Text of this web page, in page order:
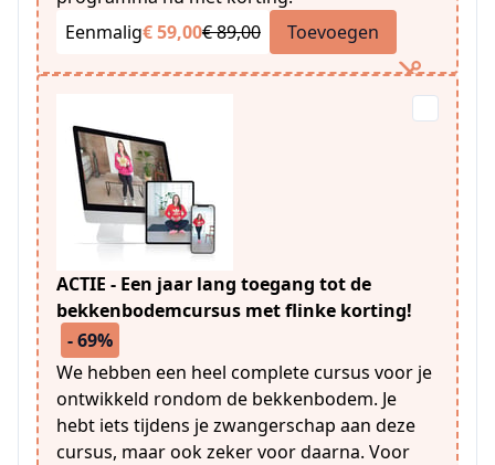
Eenmalig€ 59,00€ 89,00 Toevoegen
ACTIE - Een jaar lang toegang tot de
bekkenbodemcursus met flinke korting!
- 69%
We hebben een heel complete cursus voor je
ontwikkeld rondom de bekkenbodem. Je
hebt iets tijdens je zwangerschap aan deze
cursus, maar ook zeker voor daarna. Voor